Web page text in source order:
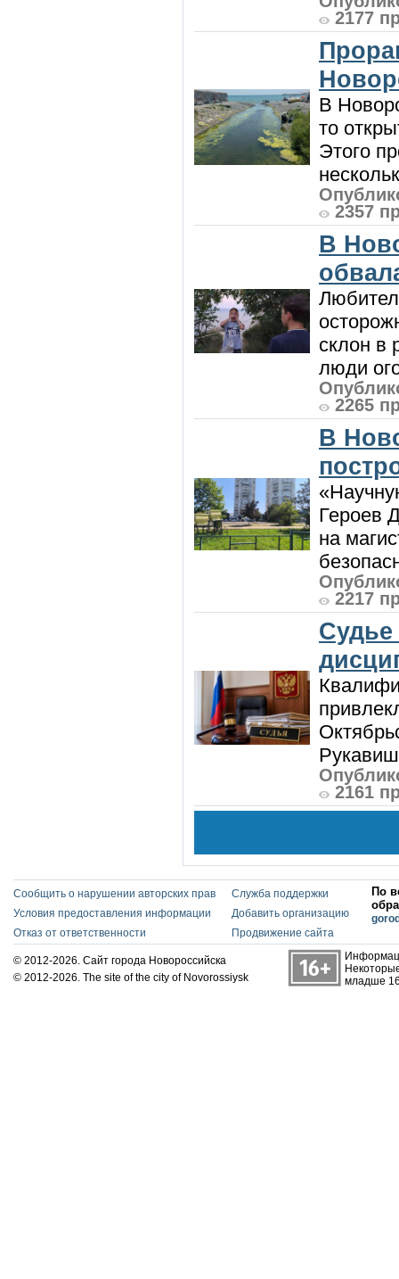
2177
В
то
Этого
2357
В
склон в
люди
2265
В
Героев
на
2217
2161
Сообщить о нарушении авторских прав
Условия предоставления информации
Отказ от ответственности
Служба поддержки
Добавить организацию
Продвижение сайта
По
© 2012-2026. Сайт города Новороссийска
© 2012-2026. The site of the city of Novorossiysk
младше